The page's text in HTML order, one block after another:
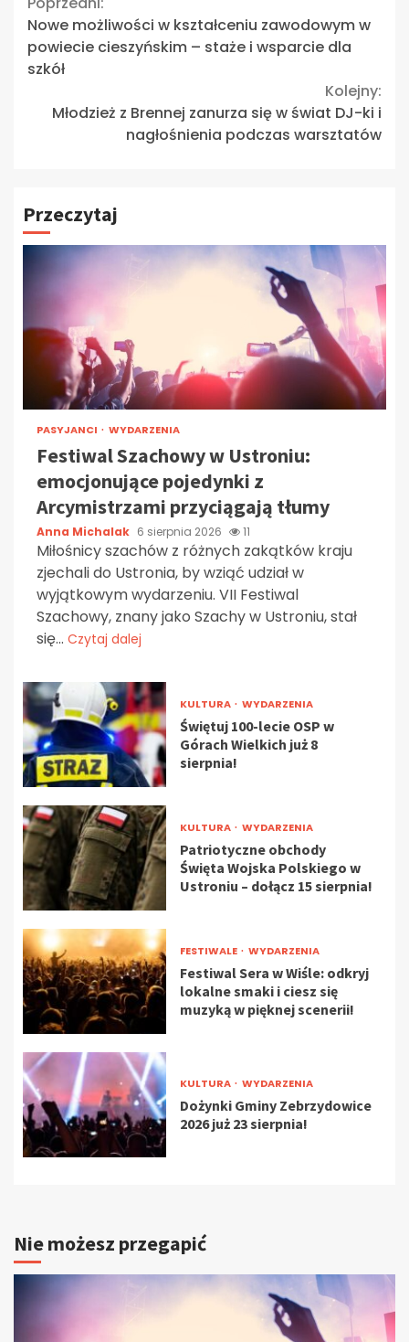
Continue
Reading
Nowe możliwości w kształceniu zawodowym w
powiecie cieszyńskim – staże i wsparcie dla
szkół
Kolejny:
Młodzież z Brennej zanurza się w świat DJ-ki i
nagłośnienia podczas warsztatów
Przeczytaj
PASYJANCI WYDARZENIA
Festiwal Szachowy w Ustroniu:
emocjonujące pojedynki z
Arcymistrzami przyciągają tłumy
Anna Michalak 6 sierpnia 2026 11
Miłośnicy szachów z różnych zakątków kraju
zjechali do Ustronia, by wziąć udział w
wyjątkowym wydarzeniu. VII Festiwal
Szachowy, znany jako Szachy w Ustroniu, stał
się... Czytaj dalej
KULTURA WYDARZENIA
Świętuj 100-lecie OSP w
Górach Wielkich już 8
sierpnia!
KULTURA WYDARZENIA
Patriotyczne obchody
Święta Wojska Polskiego w
Ustroniu – dołącz 15 sierpnia!
FESTIWALE WYDARZENIA
Festiwal Sera w Wiśle: odkryj
lokalne smaki i ciesz się
muzyką w pięknej scenerii!
KULTURA WYDARZENIA
Dożynki Gminy Zebrzydowice
2026 już 23 sierpnia!
Nie możesz przegapić